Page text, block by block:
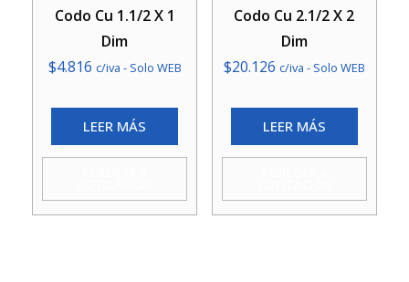
Codo Cu 1.1/2 X 1
Dim
$4.816 c/iva - Solo WEB
LEER MÁS
Codo Cu 2.1/2 X 2
Dim
$20.126 c/iva - Solo WEB
LEER MÁS